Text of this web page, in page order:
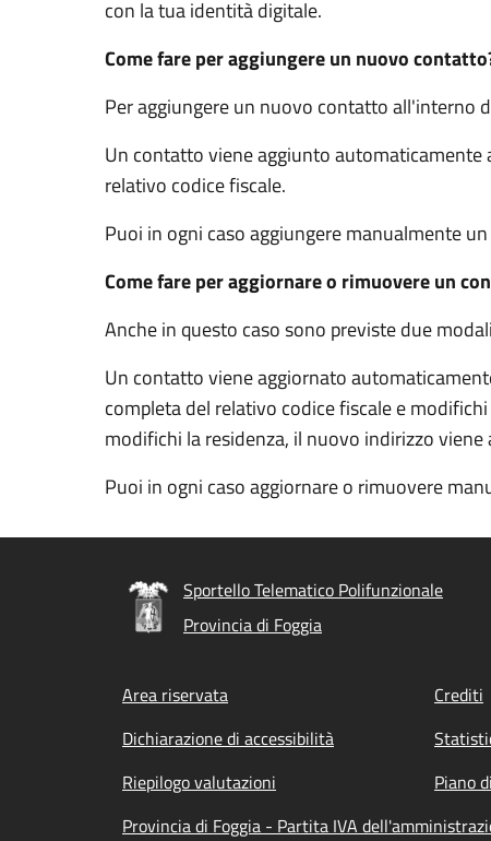
con la tua identità digitale.
Come fare per aggiungere un nuovo
Per aggiungere un nuovo contatto all'interno
Un contatto viene aggiunto
relativo codice fiscale.
Puoi in ogni caso aggiungere manualmente
Come fare per aggiornare o rimuovere un
Anche in questo caso sono previste due
Un contatto viene aggiornato
completa del relativo codice fiscale e
modifichi la residenza, il nuovo indirizzo
Puoi in ogni caso aggiornare o rimuovere
Sportello Telematico Polifunzionale
Provincia di Foggia
Footer menu
Area riservata Crediti
Dichiarazione di accessibilità
Riepilogo valutazioni
Piano
Provincia di Foggia - Partita IVA